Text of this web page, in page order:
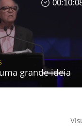
grande ideia